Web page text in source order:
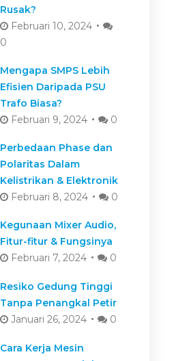
Rusak?
Februari 10, 2024
0
Mengapa SMPS Lebih
Efisien Daripada PSU
Trafo Biasa?
Februari 9, 2024
0
Perbedaan Phase dan
Polaritas Dalam
Kelistrikan & Elektronik
Februari 8, 2024
0
Kegunaan Mixer Audio,
Fitur-fitur & Fungsinya
Februari 7, 2024
0
Resiko Gedung Tinggi
Tanpa Penangkal Petir
Januari 26, 2024
0
Cara Kerja Mesin